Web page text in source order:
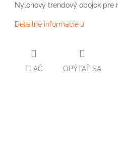
Nylonový trendový obojok pre
Detailné informácie
TLAČ OPÝTAŤ SA